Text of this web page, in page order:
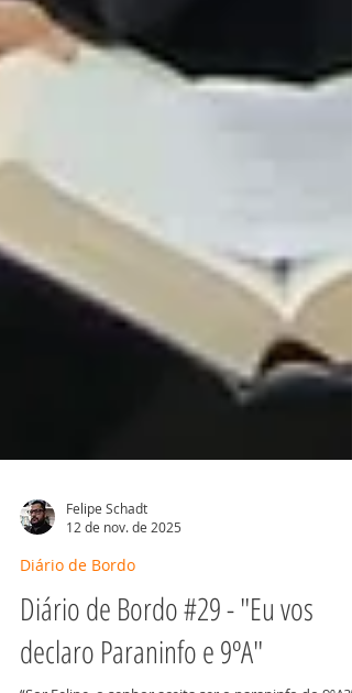
Felipe Schadt
12 de nov. de 2025
Diário de Bordo